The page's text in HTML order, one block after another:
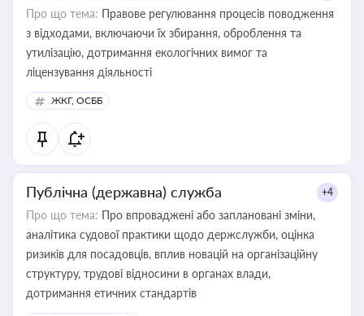
Про що тема: Правове регулювання процесів поводження
з відходами, включаючи їх збирання, оброблення та
утилізацію, дотримання екологічних вимог та
ліцензування діяльності
ЖКГ, ОСББ
Публічна (державна) служба +4
Про що тема: Про впроваджені або заплановані зміни,
аналітика судової практики щодо держслужби, оцінка
ризиків для посадовців, вплив новацій на організаційну
структуру, трудові відносини в органах влади,
дотримання етичних стандартів